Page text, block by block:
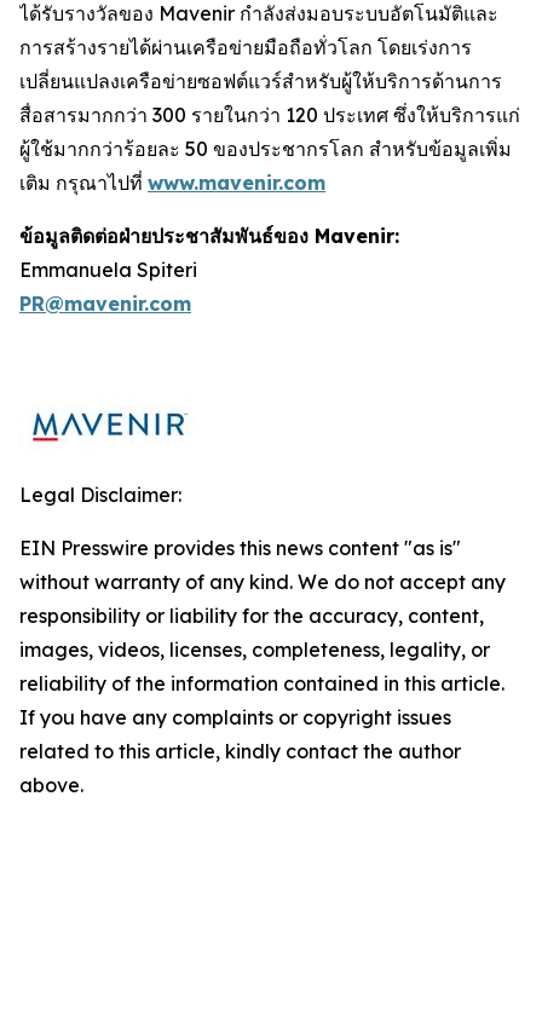
ได้รับรางวัลของ Mavenir กำลังส่งมอบระบบอัตโนมัติและ
การสร้างรายได้ผ่านเครือข่ายมือถือทั่วโลก โดยเร่งการ
เปลี่ยนแปลงเครือข่ายซอฟต์แวร์สำหรับผู้ให้บริการด้านการ
สื่อสารมากกว่า 300 รายในกว่า 120 ประเทศ ซึ่งให้บริการแก่
ผู้ใช้มากกว่าร้อยละ 50 ของประชากรโลก สำหรับข้อมูลเพิ่ม
เติม กรุณาไปที่ www.mavenir.com
ข้อมูลติดต่อฝ่ายประชาสัมพันธ์ของ Mavenir:
Emmanuela Spiteri
PR@mavenir.com
Legal Disclaimer:
EIN Presswire provides this news content "as is"
without warranty of any kind. We do not accept any
responsibility or liability for the accuracy, content,
images, videos, licenses, completeness, legality, or
reliability of the information contained in this article.
If you have any complaints or copyright issues
related to this article, kindly contact the author
above.